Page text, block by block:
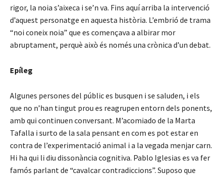
rigor, la noia s’aixeca i se’n va. Fins aquí arriba la intervenció
d’aquest personatge en aquesta història. L’embrió de trama
“noi coneix noia” que es començava a albirar mor
abruptament, perquè això és només una crònica d’un debat.
Epíleg
Algunes persones del públic es busquen i se saluden, i els
que no n’han tingut prou es reagrupen entorn dels ponents,
amb qui continuen conversant. M’acomiado de la Marta
Tafalla i surto de la sala pensant en com es pot estar en
contra de l’experimentació animal i a la vegada menjar carn.
Hi ha qui li diu dissonància cognitiva. Pablo Iglesias es va fer
famós parlant de “cavalcar contradiccions”. Suposo que